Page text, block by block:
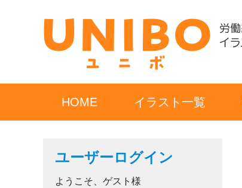
HOME イラスト一覧
ユーザーログイン
ようこそ、ゲスト様